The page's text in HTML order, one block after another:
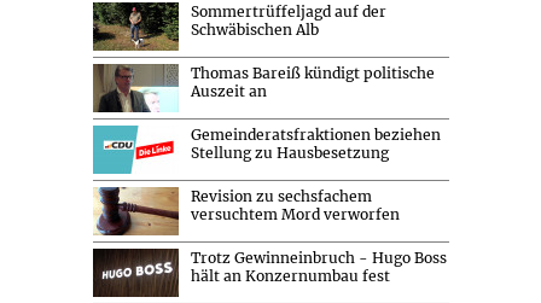
Sommertrüffeljagd auf der
Schwäbischen Alb
Thomas Bareiß kündigt politische
Auszeit an
Gemeinderatsfraktionen beziehen
Stellung zu Hausbesetzung
Revision zu sechsfachem
versuchtem Mord verworfen
Trotz Gewinneinbruch - Hugo Boss
hält an Konzernumbau fest